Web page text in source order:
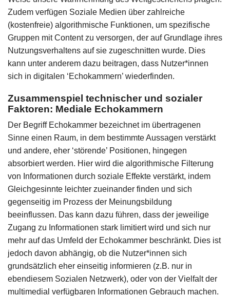
Zudem verfügen Soziale Medien über zahlreiche
(kostenfreie) algorithmische Funktionen, um spezifische
Gruppen mit Content zu versorgen, der auf Grundlage ihres
Nutzungsverhaltens auf sie zugeschnitten wurde. Dies
kann unter anderem dazu beitragen, dass Nutzer*innen
sich in digitalen ‘Echokammern’ wiederfinden.
Zusammenspiel technischer und sozialer
Faktoren: Mediale Echokammern
Der Begriff Echokammer bezeichnet im übertragenen
Sinne einen Raum, in dem bestimmte Aussagen verstärkt
und andere, eher ‘störende’ Positionen, hingegen
absorbiert werden. Hier wird die algorithmische Filterung
von Informationen durch soziale Effekte verstärkt, indem
Gleichgesinnte leichter zueinander finden und sich
gegenseitig im Prozess der Meinungsbildung
beeinflussen. Das kann dazu führen, dass der jeweilige
Zugang zu Informationen stark limitiert wird und sich nur
mehr auf das Umfeld der Echokammer beschränkt. Dies ist
jedoch davon abhängig, ob die Nutzer*innen sich
grundsätzlich eher einseitig informieren (z.B. nur in
ebendiesem Sozialen Netzwerk), oder von der Vielfalt der
multimedial verfügbaren Informationen Gebrauch machen.